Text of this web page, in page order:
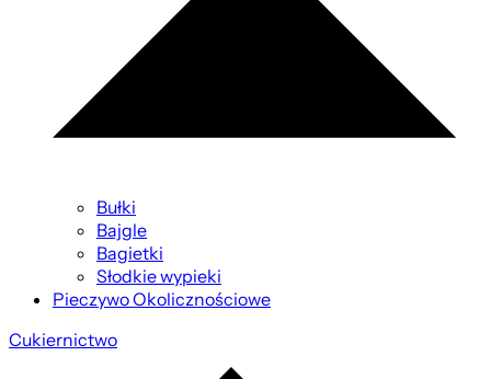
Bułki
Bajgle
Bagietki
Słodkie wypieki
Pieczywo Okolicznościowe
Cukiernictwo